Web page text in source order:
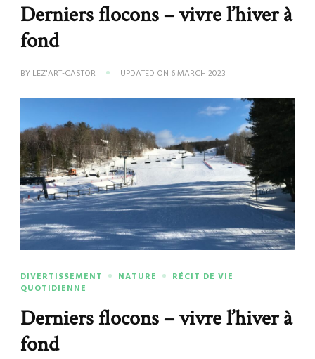
Derniers flocons – vivre l’hiver à
fond
BY LEZ'ART-CASTOR UPDATED ON 6 MARCH 2023
DIVERTISSEMENT NATURE
RÉCIT DE VIE
QUOTIDIENNE
Derniers flocons – vivre l’hiver à
fond